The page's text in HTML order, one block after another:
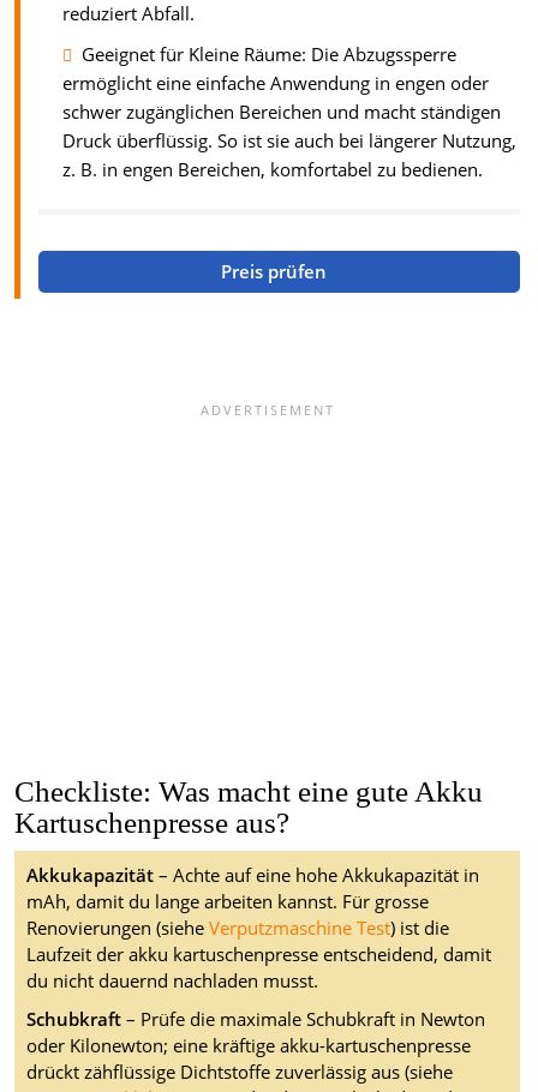
reduziert Abfall.
Geeignet für Kleine Räume: Die Abzugssperre
ermöglicht eine einfache Anwendung in engen oder
schwer zugänglichen Bereichen und macht ständigen
Druck überflüssig. So ist sie auch bei längerer Nutzung,
z. B. in engen Bereichen, komfortabel zu bedienen.
Preis prüfen
Checkliste: Was macht eine gute Akku
Kartuschenpresse aus?
Akkukapazität– Achte auf eine hohe Akkukapazität in
mAh, damit du lange arbeiten kannst. Für grosse
Renovierungen (sieheVerputzmaschine Test) ist die
Laufzeit der akku kartuschenpresse entscheidend, damit
du nicht dauernd nachladen musst.
Schubkraft– Prüfe die maximale Schubkraft in Newton
oder Kilonewton; eine kräftige akku-kartuschenpresse
drückt zähflüssige Dichtstoffe zuverlässig aus (siehe